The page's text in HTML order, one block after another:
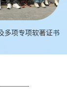
多项专项软著证书